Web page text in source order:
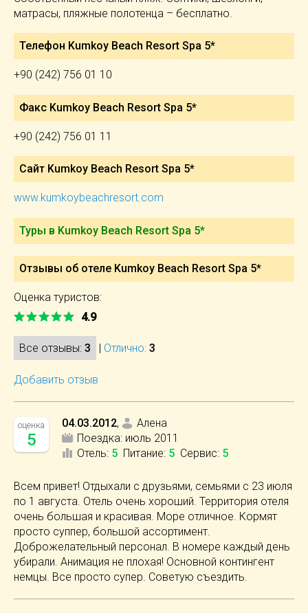
матрасы, пляжные полотенца – бесплатно.
Телефон Kumkoy Beach Resort Spa 5*
+90 (242) 756 01 10
Факс Kumkoy Beach Resort Spa 5*
+90 (242) 756 01 11
Сайт Kumkoy Beach Resort Spa 5*
www.kumkoybeachresort.com
Туры в Kumkoy Beach Resort Spa 5*
Отзывы об отеле Kumkoy Beach Resort Spa 5*
Оценка туристов:
4.9
Все отзывы: 3 Отлично: 3
Добавить отзыв
оценка
5
04.03.2012,
Алена
Поездка: июль 2011
Отель: 5 Питание: 5 Сервис: 5
Всем привет! Отдыхали с друзьями, семьями с 23 июля
по 1 августа. Отель очень хороший. Территория отеля
очень большая и красивая. Море отличное. Кормят
просто суппер, большой ассортимент.
Доброжелательный персонал. В номере каждый день
убирали. Анимация не плохая! Основной контингент
немцы. Все просто супер. Советую съездить.